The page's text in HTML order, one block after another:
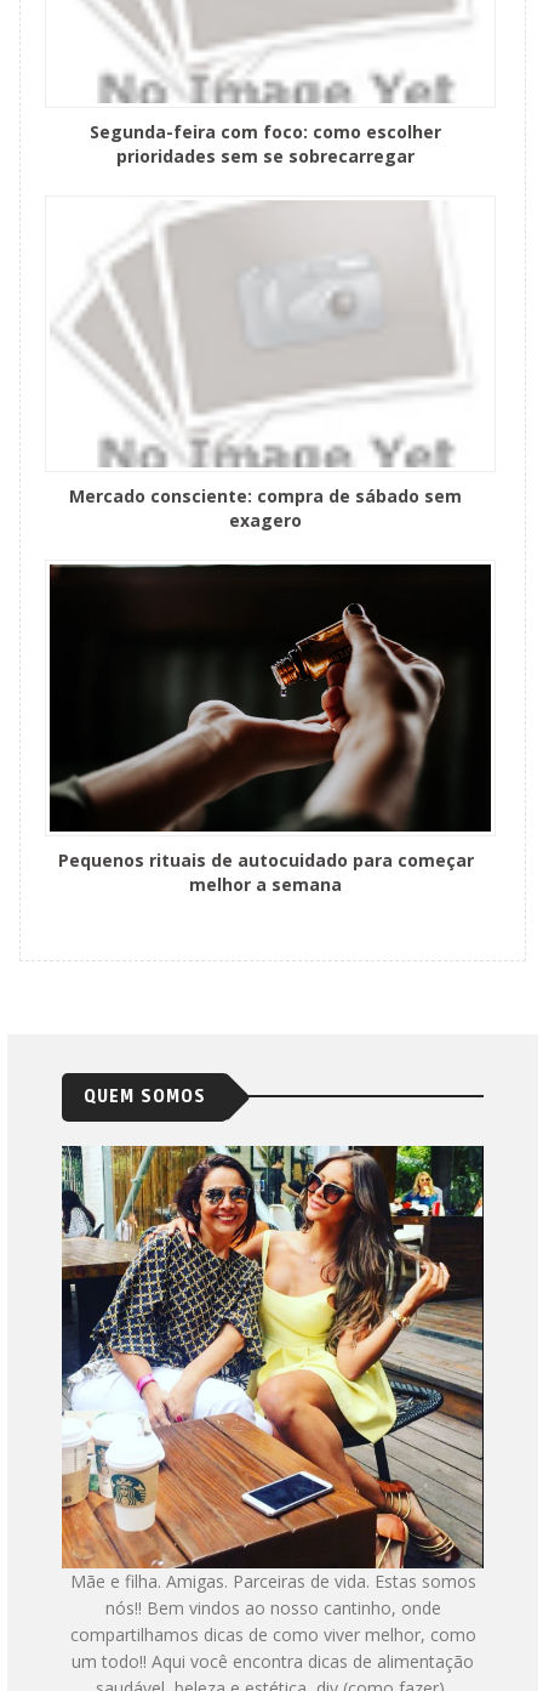
Segunda-feira com foco: como escolher
prioridades sem se sobrecarregar
Mercado consciente: compra de sábado sem
exagero
Pequenos rituais de autocuidado para começar
melhor a semana
QUEM SOMOS
Mãe e filha. Amigas. Parceiras de vida. Estas somos
nós!! Bem vindos ao nosso cantinho, onde
compartilhamos dicas de como viver melhor, como
um todo!! Aqui você encontra dicas de alimentação